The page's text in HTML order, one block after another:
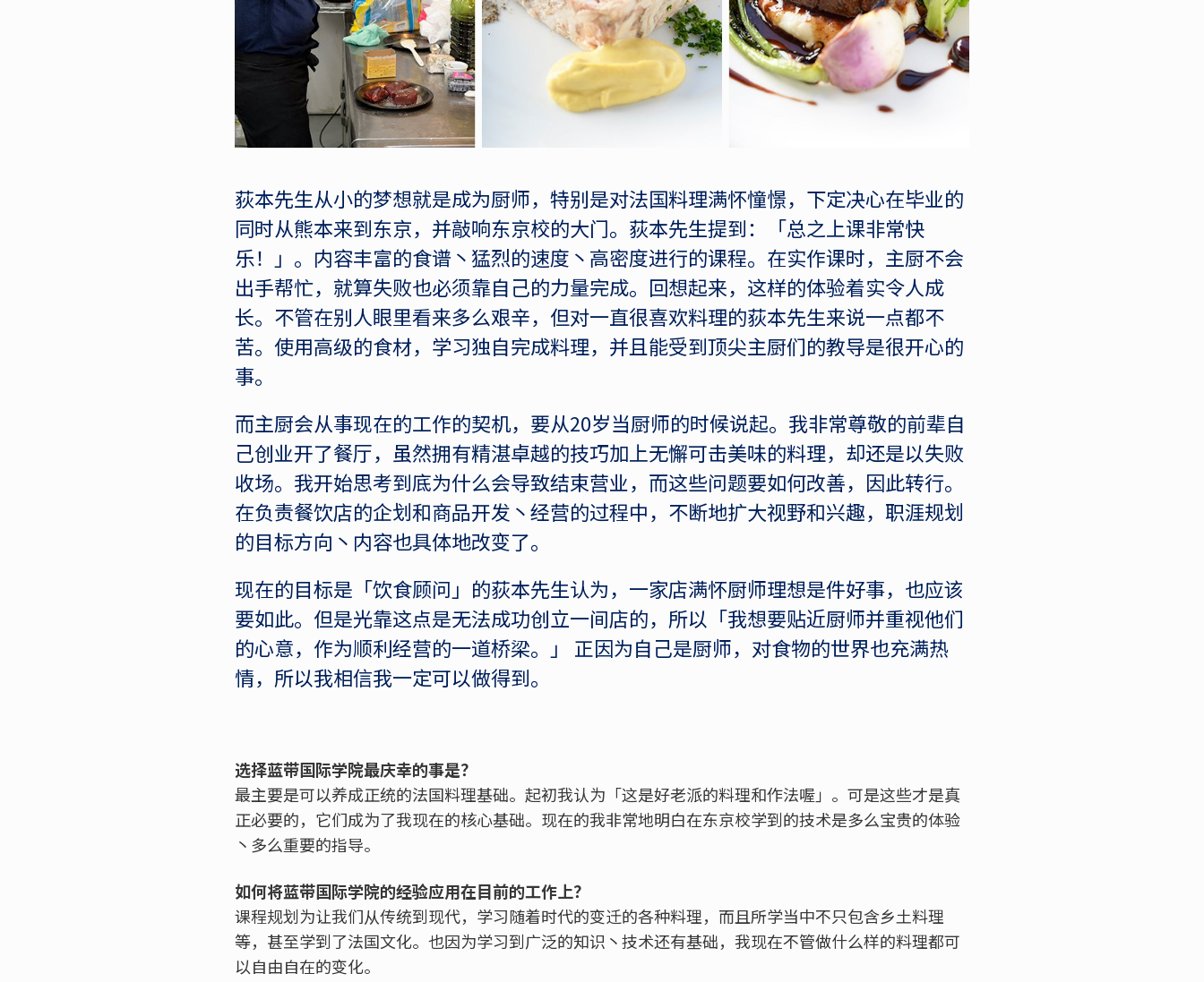
荻本先生从小的梦想就是成为厨师，特别是对法国料理满怀憧憬，下定决心在毕业的
同时从熊本来到东京，并敲响东京校的大门。荻本先生提到：「总之上课非常快
乐！」。内容丰富的食谱丶猛烈的速度丶高密度进行的课程。在实作课时，主厨不会
出手帮忙，就算失败也必须靠自己的力量完成。回想起来，这样的体验着实令人成
长。不管在别人眼里看来多么艰辛，但对一直很喜欢料理的荻本先生来说一点都不
苦。使用高级的食材，学习独自完成料理，并且能受到顶尖主厨们的教导是很开心的
事。
而主厨会从事现在的工作的契机，要从20岁当厨师的时候说起。我非常尊敬的前辈自
己创业开了餐厅，虽然拥有精湛卓越的技巧加上无懈可击美味的料理，却还是以失败
收场。我开始思考到底为什么会导致结束营业，而这些问题要如何改善，因此转行。
在负责餐饮店的企划和商品开发丶经营的过程中，不断地扩大视野和兴趣，职涯规划
的目标方向丶内容也具体地改变了。
现在的目标是「饮食顾问」的荻本先生认为，一家店满怀厨师理想是件好事，也应该
要如此。但是光靠这点是无法成功创立一间店的，所以「我想要贴近厨师并重视他们
的心意，作为顺利经营的一道桥梁。」 正因为自己是厨师，对食物的世界也充满热
情，所以我相信我一定可以做得到。
选择蓝带国际学院最庆幸的事是？
最主要是可以养成正统的法国料理基础。起初我认为「这是好老派的料理和作法喔」。可是这些才是真
正必要的，它们成为了我现在的核心基础。现在的我非常地明白在东京校学到的技术是多么宝贵的体验
丶多么重要的指导。
如何将蓝带国际学院的经验应用在目前的工作上？
课程规划为让我们从传统到现代，学习随着时代的变迁的各种料理，而且所学当中不只包含乡土料理
等，甚至学到了法国文化。也因为学习到广泛的知识丶技术还有基础，我现在不管做什么样的料理都可
以自由自在的变化。